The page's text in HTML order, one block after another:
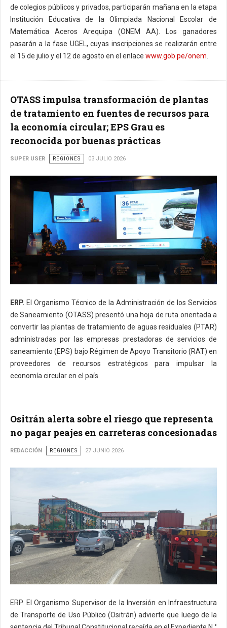
de colegios públicos y privados, participarán mañana en la etapa
Institución Educativa de la Olimpiada Nacional Escolar de
Matemática Aceros Arequipa (ONEM AA). Los ganadores
pasarán a la fase UGEL, cuyas inscripciones se realizarán entre
el 15 de julio y el 12 de agosto en el enlace www.gob.pe/onem.
OTASS impulsa transformación de plantas
de tratamiento en fuentes de recursos para
la economía circular; EPS Grau es
reconocida por buenas prácticas
SUPER USER REGIONES 03 JULIO 2026
ERP. El Organismo Técnico de la Administración de los Servicios
de Saneamiento (OTASS) presentó una hoja de ruta orientada a
convertir las plantas de tratamiento de aguas residuales (PTAR)
administradas por las empresas prestadoras de servicios de
saneamiento (EPS) bajo Régimen de Apoyo Transitorio (RAT) en
proveedores de recursos estratégicos para impulsar la
economía circular en el país.
Ositrán alerta sobre el riesgo que representa
no pagar peajes en carreteras concesionadas
REDACCIÓN REGIONES 27 JUNIO 2026
ERP. El Organismo Supervisor de la Inversión en Infraestructura
de Transporte de Uso Público (Ositrán) advierte que luego de la